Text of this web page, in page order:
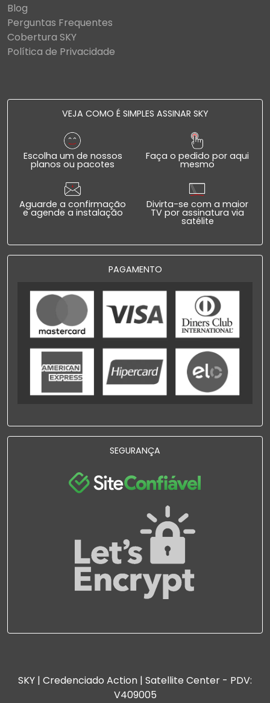
Blog
Perguntas Frequentes
Cobertura SKY
Política de Privacidade
VEJA COMO É SIMPLES ASSINAR SKY
Escolha um de nossos
planos ou pacotes
Faça o pedido por aqui
mesmo
Aguarde a confirmação
e agende a instalação
Divirta-se com a maior
TV por assinatura via
satélite
PAGAMENTO
SEGURANÇA
SKY | Credenciado Action | Satellite Center - PDV:
V409005